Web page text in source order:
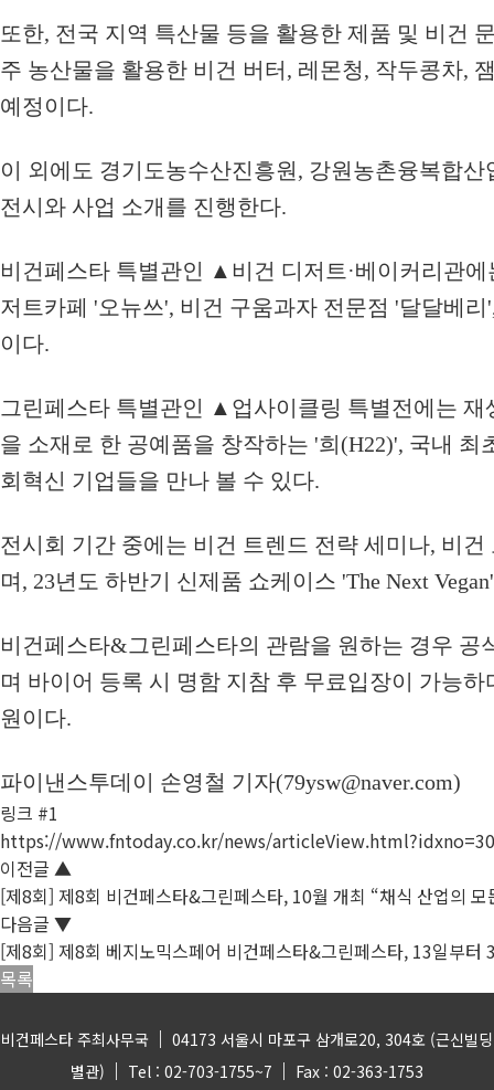
또한, 전국 지역 특산물 등을 활용한 제품 및 비건
주 농산물을 활용한 비건 버터, 레몬청, 작두콩차,
예정이다.
이 외에도 경기도농수산진흥원, 강원농촌융복합
전시와 사업 소개를 진행한다.
비건페스타 특별관인 ▲비건 디저트·베이커리관
저트카페 '오뉴쓰', 비건 구움과자 전문점 '달달베
이다.
그린페스타 특별관인 ▲업사이클링 특별전에는
을 소재로 한 공예품을 창작하는 '희(H22)', 국내
회혁신 기업들을 만나 볼 수 있다.
전시회 기간 중에는 비건 트렌드 전략 세미나, 비
며, 23년도 하반기 신제품 쇼케이스 'The Next
비건페스타&그린페스타의 관람을 원하는 경우 공
며 바이어 등록 시 명함 지참 후 무료입장이 가능
원이다.
파이낸스투데이 손영철 기자(79ysw@naver.com)
링크 #1
https://www.fntoday.co.kr/news/
이전글 ▲
[제8회] 제8회 비건페스타&그린페스타, 10월 개최 “채식 산업의 모
다음글 ▼
[제8회] 제8회 베지노믹스페어 비건페스타&그린페스타, 13일부터
목록
비건페스타 주최사무국 | 04173 서울시 마포구 삼개로20, 304호 (근신빌딩
별관) | Tel : 02-703-1755~7 | Fax : 02-363-1753